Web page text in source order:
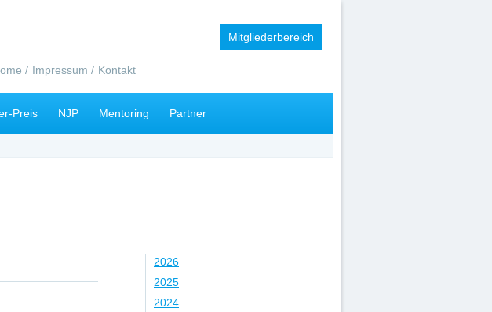
Mitgliederbereich
Impressum Kontakt
Preis NJP Mentoring Partner
2026
2025
2024